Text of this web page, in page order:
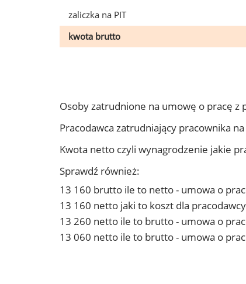
zaliczka na PIT
kwota brutto
Osoby zatrudnione na umowę o pracę
Pracodawca zatrudniający pracownika
Kwota netto czyli wynagrodzenie jakie
Sprawdź również:
13 160 brutto ile to netto - umowa o
13 160 netto jaki to koszt dla pracodawcy
13 260 netto ile to brutto - umowa o
13 060 netto ile to brutto - umowa o